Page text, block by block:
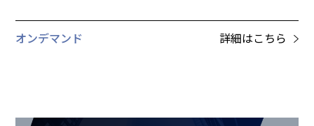
オンデマンド 詳細はこちら